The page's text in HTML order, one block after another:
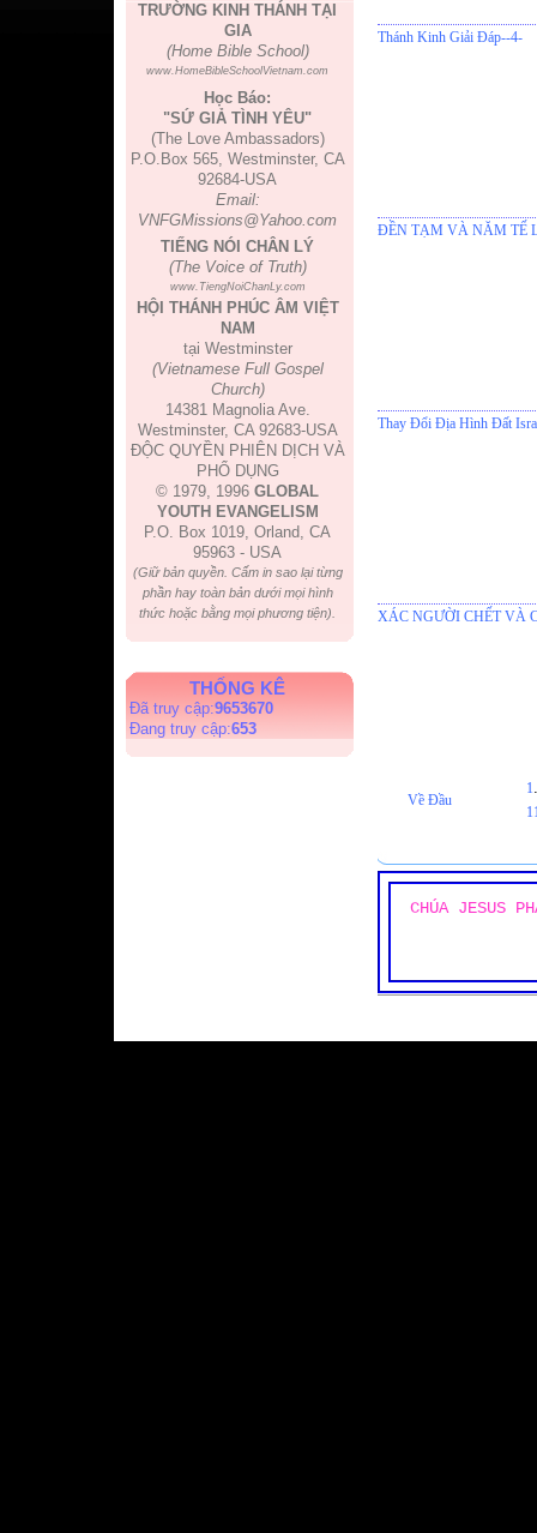
TRƯỜNG KINH THÁNH TẠI
GIA
(Home Bible School)
www.HomeBibleSchoolVietnam.com
Học Báo:
"SỨ GIẢ TÌNH YÊU"
(The Love Ambassadors)
P.O.Box 565, Westminster, CA
92684-USA
Email:
VNFGMissions@Yahoo.com
TIẾNG NÓI CHÂN LÝ
(The Voice of Truth)
www.TiengNoiChanLy.com
HỘI THÁNH PHÚC ÂM VIỆT
NAM
tại Westminster
(Vietnamese Full Gospel
Church)
14381 Magnolia Ave.
Westminster, CA 92683-USA
ĐỘC QUYỀN PHIÊN DỊCH VÀ
PHỔ DỤNG
© 1979, 1996 GLOBAL
YOUTH EVANGELISM
P.O. Box 1019, Orland, CA
95963 - USA
(Giữ bản quyền. Cấm in sao lại từng
phần hay toàn bản dưới mọi hình
thức hoặc bằng mọi phương tiện).
THỐNG KÊ
Đã truy cập:9653670
Đang truy cập:653
Thánh Kinh Giải Đáp--4-
ĐỀN TẠM VÀ NĂM TẾ
Thay Đổi Địa Hình Đất
XÁC NGƯỜI CHẾT VÀ
Về Đầu
1.
CHÚA JESUS